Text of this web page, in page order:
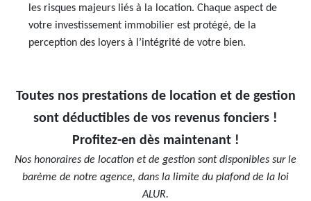
les risques majeurs liés à la location. Chaque aspect de
votre investissement immobilier est protégé, de la
perception des loyers à l’intégrité de votre bien.
Toutes nos prestations de location et de gestion
sont déductibles de vos revenus fonciers !
Profitez-en dès maintenant !
Nos honoraires de location et de gestion sont disponibles sur le
barème de notre agence, dans la limite du plafond de la loi
ALUR.